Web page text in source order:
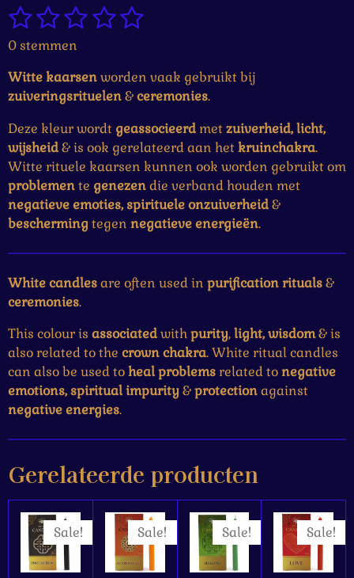
R
a
t
i
n
:
0
s
t
e
r
n
1
s
t
e
r
2
s
t
e
r
r
e
n
3
s
t
e
r
r
e
n
4
t
e
r
r
e
n
5
t
e
r
r
e
n
S
m
e
0 stemmen
Witte kaarsenworden vaak gebruikt bij
zuiveringsrituelen&ceremonies.
Deze kleur wordt geassocieerdmet zuiverheid, licht,
wijsheid& is ook gerelateerd aan het kruinchakra.
Witte rituele kaarsen kunnen ook worden gebruikt om
problemente genezendie verband houden met
negatieve emoties, spirituele onzuiverheid&
bescherming tegen negatieve energieën.
White candlesare often used in purificationrituals&
ceremonies.
This colour is associatedwithpurity,light, wisdom& is
also related to the crown chakra. White ritual candles
can also be used toheal problems related tonegative
emotions, spiritual impurity &protectionagainst
negative energies.
Gerelateerde producten
Sale! Sale! Sale! Sale!